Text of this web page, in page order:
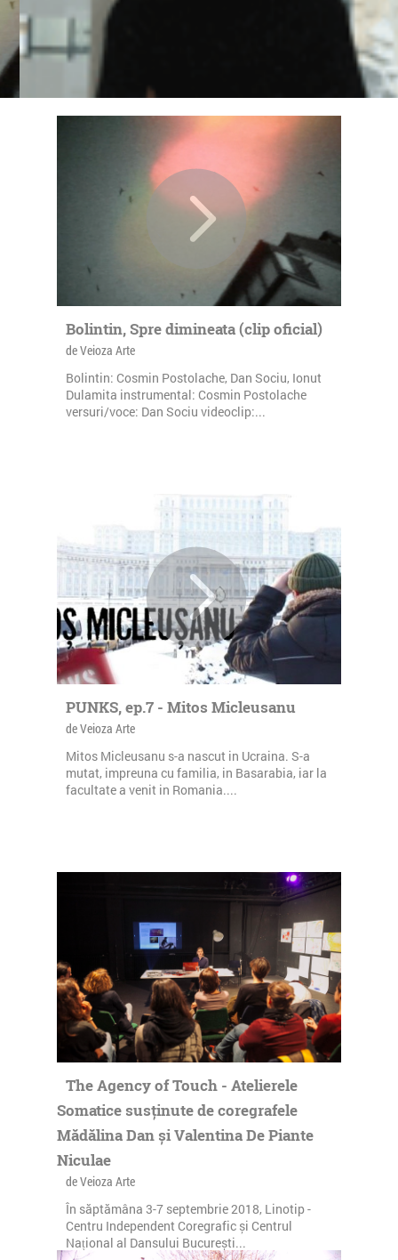
Bolintin, Spre dimineata (clip oficial)
de Veioza Arte
Bolintin: Cosmin Postolache, Dan Sociu, Ionut
Dulamita instrumental: Cosmin Postolache
versuri/voce: Dan Sociu videoclip:...
PUNKS, ep.7 - Mitos Micleusanu
de Veioza Arte
Mitos Micleusanu s-a nascut in Ucraina. S-a
mutat, impreuna cu familia, in Basarabia, iar la
facultate a venit in Romania....
The Agency of Touch - Atelierele
Somatice susținute de coregrafele
Mădălina Dan și Valentina De Piante
Niculae
de Veioza Arte
În săptămâna 3-7 septembrie 2018, Linotip -
Centru Independent Coregrafic și Centrul
Național al Dansului București...